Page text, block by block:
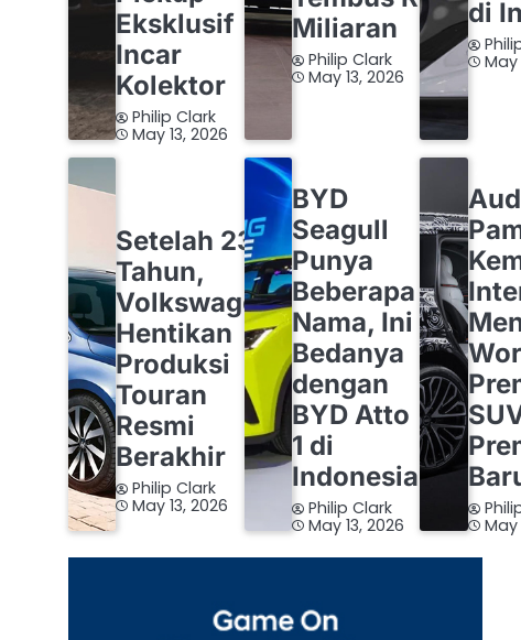
Eksklusif
Incar
Kolektor
Philip Clark
May 13, 2026
Miliaran
Philip Clark
May 13, 2026
di
May
Setelah 23
Tahun,
Volkswagen
Hentikan
Produksi
Touran
Resmi
Berakhir
Philip Clark
May 13, 2026
BYD
Seagull
Punya
Beberapa
Nama, Ini
Bedanya
dengan
BYD Atto
1 di
Indonesia
Philip Clark
May 13, 2026
May